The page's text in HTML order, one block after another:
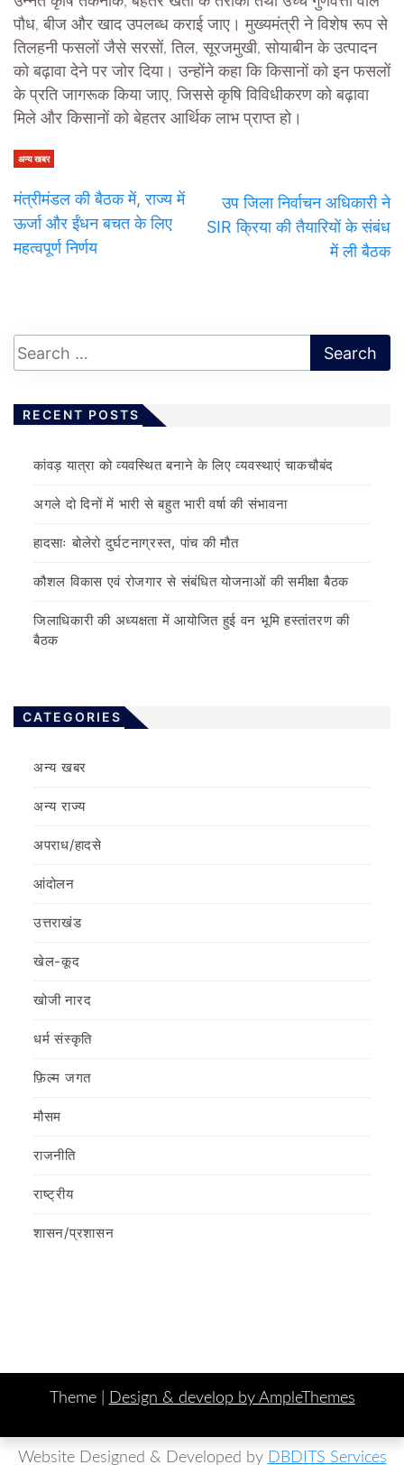
पौध, बीज और खाद उपलब्ध कराई जाए। मुख्यमंत्री ने विशेष रूप से
तिलहनी फसलों जैसे सरसों, तिल, सूरजमुखी, सोयाबीन के उत्पादन
को बढ़ावा देने पर जोर दिया। उन्होंने कहा कि किसानों को इन फसलों
के प्रति जागरूक किया जाए, जिससे कृषि विविधीकरण को बढ़ावा
मिले और किसानों को बेहतर आर्थिक लाभ प्राप्त हो।
अन्य खबर
मंत्रीमंडल की बैठक में, राज्य में
ऊर्जा और ईंधन बचत के लिए
महत्वपूर्ण निर्णय
उप जिला निर्वाचन अधिकारी ने
SIR क्रिया की तैयारियों के संबंध
में ली बैठक
RECENT POSTS
कांवड़ यात्रा को व्यवस्थित बनाने के लिए व्यवस्थाएं चाकचौबंद
अगले दो दिनों में भारी से बहुत भारी वर्षा की संभावना
हादसाः बोलेरो दुर्घटनाग्रस्त, पांच की मौत
कौशल विकास एवं रोजगार से संबंधित योजनाओं की समीक्षा बैठक
जिलाधिकारी की अध्यक्षता में आयोजित हुई वन भूमि हस्तांतरण की
बैठक
CATEGORIES
अन्य खबर
अन्य राज्य
अपराध/हादसे
आंदोलन
उत्तराखंड
खेल-कूद
खोजी नारद
धर्म संस्कृति
फ़िल्‍म जगत
मौसम
राजनीति
राष्ट्रीय
शासन/प्रशासन
Theme | Design & develop by AmpleThemes
Website Designed & Developed by DBDITS Services